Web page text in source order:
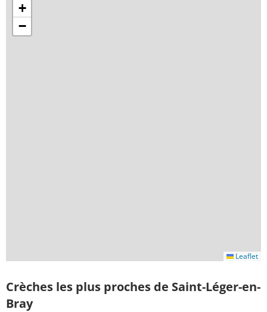
+
−
Leaflet
Crèches les plus proches de Saint-Léger-en-
Bray